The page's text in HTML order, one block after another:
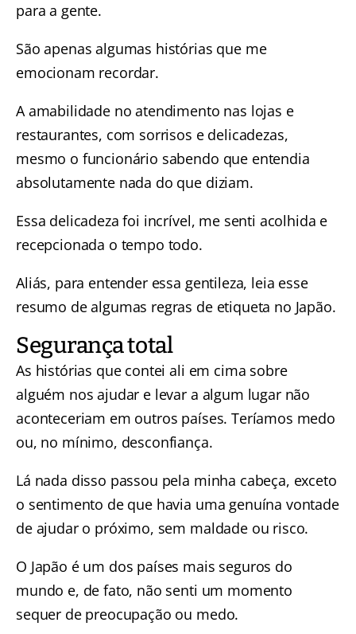
para a gente.
São apenas algumas histórias que me
emocionam recordar.
A amabilidade no atendimento nas lojas e
restaurantes, com sorrisos e delicadezas,
mesmo o funcionário sabendo que entendia
absolutamente nada do que diziam.
Essa delicadeza foi incrível, me senti acolhida e
recepcionada o tempo todo.
Aliás, para entender essa gentileza, leia esse
resumo de algumas regras de etiqueta no Japão.
Segurança total
As histórias que contei ali em cima sobre
alguém nos ajudar e levar a algum lugar não
aconteceriam em outros países. Teríamos medo
ou, no mínimo, desconfiança.
Lá nada disso passou pela minha cabeça, exceto
o sentimento de que havia uma genuína vontade
de ajudar o próximo, sem maldade ou risco.
O Japão é um dos países mais seguros do
mundo e, de fato, não senti um momento
sequer de preocupação ou medo.